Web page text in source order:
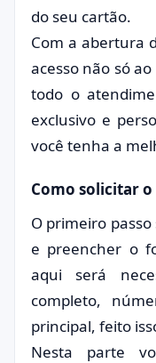
do seu cartão.
Com a abertura
acesso não só
todo o
exclusivo e
você tenha a
Como solicitar
O primeiro
e preencher o
aqui será
completo,
principal, feito
Nesta parte